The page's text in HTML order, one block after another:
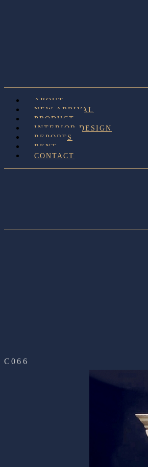
ABOUT
NEW ARRIVAL
PRODUCT
INTERIOR DESIGN
REPORTS
RENT
CONTACT
C066